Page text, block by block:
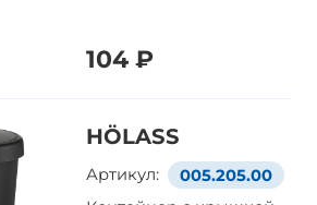
104 ₽
HÖLASS
Артикул:
005.205.00